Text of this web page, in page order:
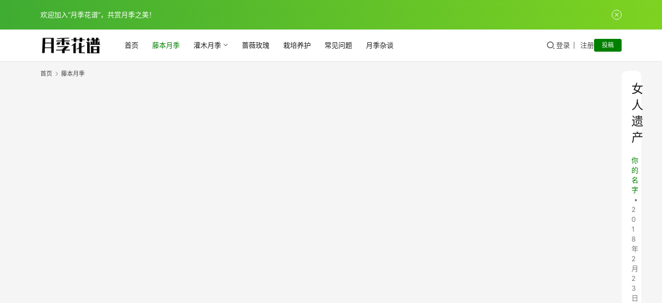
欢迎加入“月季花谱”，共赏月季之美！
首页 藤本月季 灌木月季 蔷薇玫瑰 栽培养护 常见问题 月季杂谈 登录 注册 投稿
首页 藤本月季
女
人
遗
产
你
的
名
字
•
2
0
1
8
年
2
月
2
3
日